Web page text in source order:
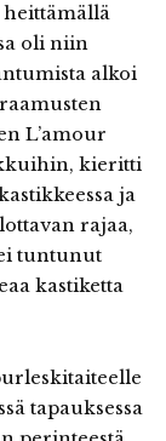
oli niin
alkoi
L’amour
kieritti
ja
rajaa,
tuntunut
kastiketta
tapauksessa